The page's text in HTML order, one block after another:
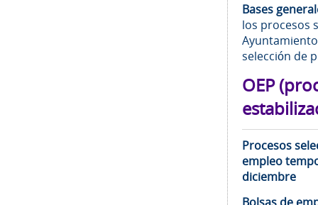
Bases
los procesos
selección de
OEP
Procesos
empleo
diciembre
Bolsas de